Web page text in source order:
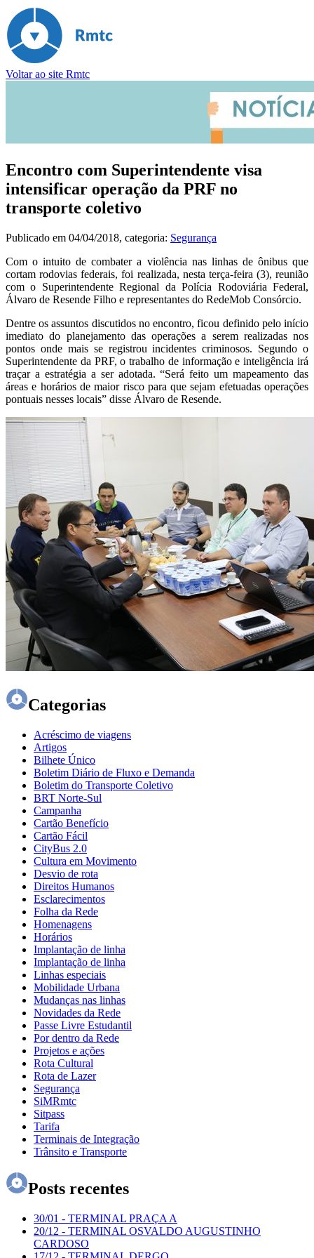
Voltar ao site Rmtc
Encontro com Superintendente visa
intensificar operação da PRF no
transporte coletivo
Publicado em 04/04/2018, categoria: Segurança
Com o intuito de combater a violência nas linhas de ônibus que
cortam rodovias federais, foi realizada, nesta terça-feira (3), reunião
com o Superintendente Regional da Polícia Rodoviária Federal,
Álvaro de Resende Filho e representantes do RedeMob Consórcio.
Dentre os assuntos discutidos no encontro, ficou definido pelo início
imediato do planejamento das operações a serem realizadas nos
pontos onde mais se registrou incidentes criminosos. Segundo o
Superintendente da PRF, o trabalho de informação e inteligência irá
traçar a estratégia a ser adotada. “Será feito um mapeamento das
áreas e horários de maior risco para que sejam efetuadas operações
pontuais nesses locais” disse Álvaro de Resende.
Categorias
Acréscimo de viagens
Artigos
Bilhete Único
Boletim Diário de Fluxo e Demanda
Boletim do Transporte Coletivo
BRT Norte-Sul
Campanha
Cartão Benefício
Cartão Fácil
CityBus 2.0
Cultura em Movimento
Desvio de rota
Direitos Humanos
Esclarecimentos
Folha da Rede
Homenagens
Horários
Implantação de linha
Implantação de linha
Linhas especiais
Mobilidade Urbana
Mudanças nas linhas
Novidades da Rede
Passe Livre Estudantil
Por dentro da Rede
Projetos e ações
Rota Cultural
Rota de Lazer
Segurança
SiMRmtc
Sitpass
Tarifa
Terminais de Integração
Trânsito e Transporte
Posts recentes
30/01 - TERMINAL PRAÇA A
20/12 - TERMINAL OSVALDO AUGUSTINHO
CARDOSO